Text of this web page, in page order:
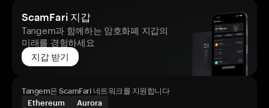
ScamFari 지갑
Tangem과 함께하는 암호화폐 지갑의
미래를 경험하세요
지갑 받기
Tangem은 ScamFari 네트워크를 지원합니다
Ethereum
Aurora